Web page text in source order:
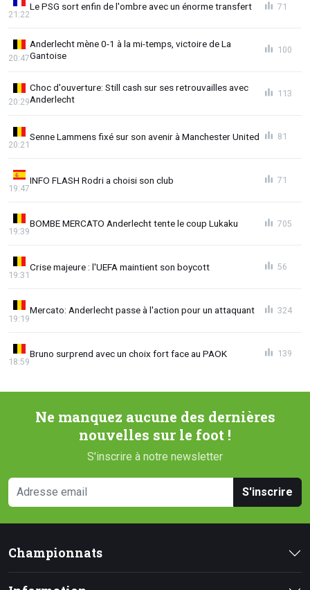
Le PSG sort enfin de l'ombre avec un énorme transfert
21:22
71
Anderlecht mène 0-1 à la mi-temps, victoire de La
Gantoise
20:47
100
Choc d'ouverture: Still cash sur ses retrouvailles avec
Anderlecht
20:29
113
Senne Lammens fixé sur son avenir à Manchester United
20:21
81
INFO FLASH Rodri a choisi son club
19:47
71
BOMBE MERCATO Anderlecht tente le coup Lukaku
19:39
705
Crise majeure : l'UEFA maintient son boycott
19:31
56
Mercato: Anderlecht passe à l'action pour un attaquant
19:19
324
Bruno surprend avec un choix fort face au PAOK
18:59
139
Ne manquez aucune des dernières
nouvelles sur le foot !
S'inscrire à notre newsletter
S'inscrire
Championnats